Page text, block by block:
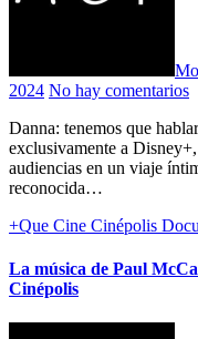
2024 No hay comentarios
Danna: tenemos que hablar, llega el 27 de noviembre
exclusivamente a
audiencias en un viaje
reconocida…
+Que Cine Cinépolis
La música de Paul
Cinépolis